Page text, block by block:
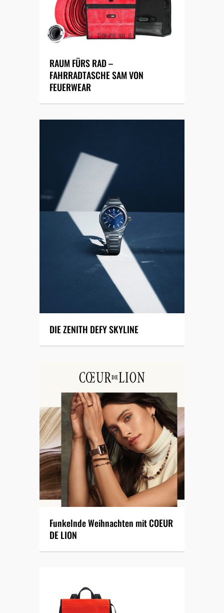
RAUM FÜRS RAD –
FAHRRADTASCHE SAM VON
FEUERWEAR
DIE ZENITH DEFY SKYLINE
Funkelnde Weihnachten mit COEUR
DE LION